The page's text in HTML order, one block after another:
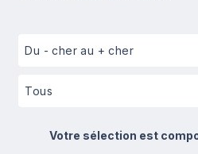
Votre sélection est